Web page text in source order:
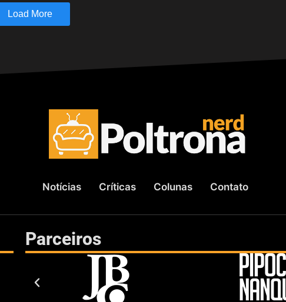
Load More
Notícias Críticas Colunas Contato
Parceiros